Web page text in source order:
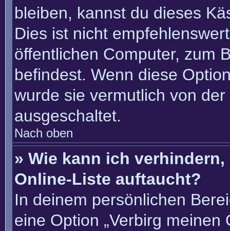
bleiben, kannst du dieses
Dies ist nicht
öffentlichen Computer, zum
befindest. Wenn diese
wurde sie vermutlich von
ausgeschaltet.
Nach oben
» Wie kann ich
Online-Liste auftaucht?
In deinem persönlichen
eine Option „Verbirg meinen